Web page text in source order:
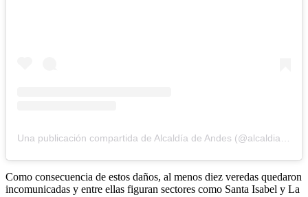
Una publicación compartida de Alcaldía de Andes (@alcaldiadeandes.oficial)
Como consecuencia de estos daños, al menos diez veredas quedaron
incomunicadas y entre ellas figuran sectores como Santa Isabel y La